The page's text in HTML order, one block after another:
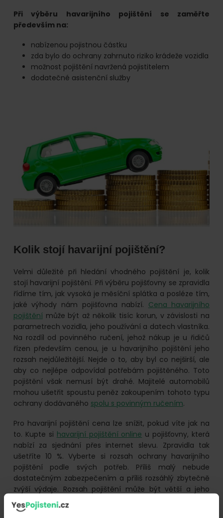
Při výběru havarijního pojištění se zaměřte
především na:
nabízenou pojistnou částku
zda bylo do ochrany zahrnuto riziko krádeže vozidla
možnost pojištění navržená pojistitelem
dodatečné asistenční služby
Kolik stojí havarijní pojištění?
Velmi důležité při hledání vhodného pojištění je, kolik
stojí havarijní pojištění. Při výběru pojišťovny se zpravidla
řídíme tím, jak vysoká je měsíční splátka a posléze tím,
jaké výhody nám pojišťovna nabízí. Cena havarijního
pojištěnímůže být až několik tisíc korun, v závislosti na
parametrech vozidla, jeho používání a datech vlastníka.
Na rozdíl od povinného ručení, jehož nákup je u řidičů
řízen především cenou, je u havarijního pojištění jeho
rozsah nejdůležitější. Nejde o to, aby byl co nejširší, ale
aby co nejlépe odpovídal potřebám pojištěného. Toto
pojištění však nemusí být drahé. Majitelé automobilů
mohou ušetřit spoustu peněz zakoupením tohoto typu
ochrany dodávaného spolu s povinným ručením.
Pro havarijní pojištění cena lze snížit, pokud víte jak na
to. Kupte si havarijní pojištění online u pojišťovny, která
nabízí za sjednání přes internet slevu. Zpravidla tak
ušetříte 10 %. Vyberte si rozsah ochrany havarijního
pojištění podle svých potřeb. Příliš malý nebude
dostatečným zabezpečením a příliš rozsáhlý zbytečně
zvýší výdaje. Rozsah pojištění může být větší a jeho
cena závisí na rozsahu krytí, který si vyberete. Můžete,
mimo jiné zvolit pojištění se spoluúčastí, definovat, jaké